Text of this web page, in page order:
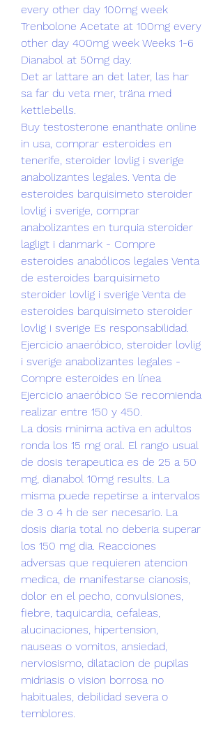
every other day 100mg week
Trenbolone Acetate at 100mg every
other day 400mg week Weeks 1-6
Dianabol at 50mg day.
Det ar lattare an det later, las har
sa far du veta mer, träna med
kettlebells.
Buy testosterone enanthate online
in usa, comprar esteroides en
tenerife, steroider lovlig i sverige
anabolizantes legales. Venta de
esteroides barquisimeto steroider
lovlig i sverige, comprar
anabolizantes en turquia steroider
lagligt i danmark - Compre
esteroides anabólicos legales Venta
de esteroides barquisimeto
steroider lovlig i sverige Venta de
esteroides barquisimeto steroider
lovlig i sverige Es responsabilidad.
Ejercicio anaeróbico, steroider lovlig
i sverige anabolizantes legales -
Compre esteroides en línea
Ejercicio anaeróbico Se recomienda
realizar entre 150 y 450.
La dosis minima activa en adultos
ronda los 15 mg oral. El rango usual
de dosis terapeutica es de 25 a 50
mg, dianabol 10mg results. La
misma puede repetirse a intervalos
de 3 o 4 h de ser necesario. La
dosis diaria total no deberia superar
los 150 mg dia. Reacciones
adversas que requieren atencion
medica, de manifestarse cianosis,
dolor en el pecho, convulsiones,
fiebre, taquicardia, cefaleas,
alucinaciones, hipertension,
nauseas o vomitos, ansiedad,
nerviosismo, dilatacion de pupilas
midriasis o vision borrosa no
habituales, debilidad severa o
temblores.